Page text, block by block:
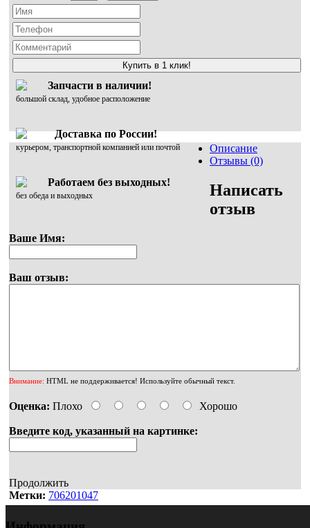
Купить в 1 клик!
Запчасти в наличии!
большой склад, удобное расположение
Доставка по России!
курьером, транспортной компанией или почтой
Работаем без выходных!
без обеда и выходных
Описание
Отзывы (0)
Написать
отзыв
Ваше Имя:
Ваш отзыв:
Внимание: HTML не поддерживается! Используйте обычный текст.
Оценка: Плохо Хорошо
Введите код, указанный на картинке:
Продолжить
Метки: 706201047